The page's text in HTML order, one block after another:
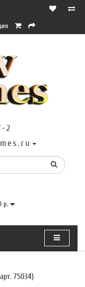
2
р.
75034)